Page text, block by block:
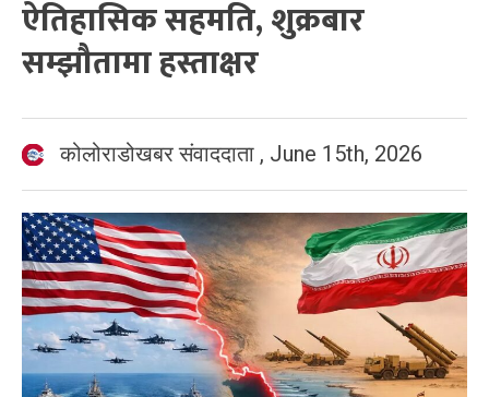
ऐतिहासिक सहमति, शुक्रबार
सम्झौतामा हस्ताक्षर
कोलोराडोखबर संवाददाता , June 15th, 2026